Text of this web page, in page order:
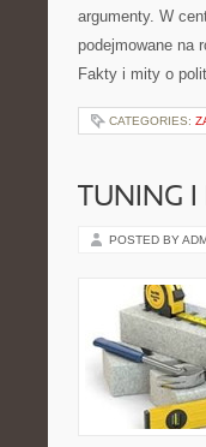
argumenty. W
podejmowane na
Fakty i mity o
CATEGORIES:
TUNING
POSTED BY